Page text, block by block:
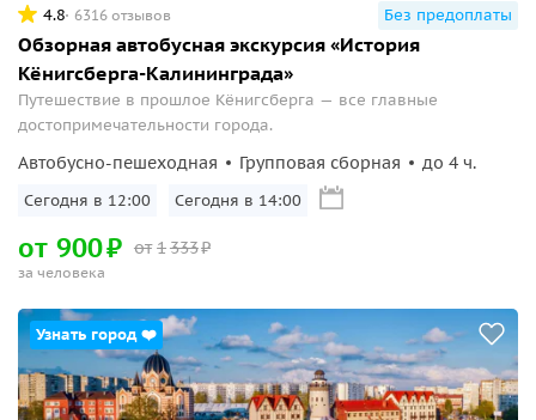
4.8 6316 отзывов Без предоплаты
Обзорная автобусная экскурсия «История
Кёнигсберга-Калининграда»
Путешествие в прошлое Кёнигсберга — все главные
достопримечательности города.
Автобусно-пешеходная Групповая сборная до 4 ч.
Сегодня в 12:00 Сегодня в 14:00
от 1333₽
от 900₽
за человека
Узнать город ❤️